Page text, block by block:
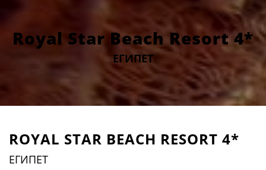
Royal Star Beach Resort 4*
ЕГИПЕТ
ROYAL STAR BEACH RESORT 4*
ЕГИПЕТ